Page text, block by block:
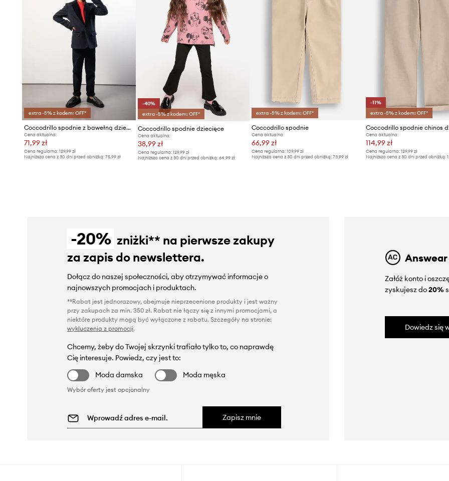
extra -5% z kodem: OFF*
Coccodrillo spodnie z bawełną dziecięce
Cena aktualna:
71,99 zł
Cena regularna: 129,99 zł
Najniższa cena z 30 dni przed obniżką: 75,99 zł
-40%
extra -5% z kodem: OFF*
Coccodrillo spodnie dziecięce
Cena aktualna:
38,99 zł
Cena regularna:129,99 zł
Najniższa cena z 30 dni przed obniżką:64,99 zł
extra -5% z kodem: OFF*
Coccodrillo spodnie
Cena aktualna:
66,99 zł
Cena regularna: 109,99 zł
Najniższa cena z 30 dni przed obniżką: 73,99 zł
-11%
extra -5% z kodem: OFF*
Cena aktualna:
114,99 zł
Cena regularna: 129,99 zł
Najniższa cena z 30 dni przed obniżką:
-20% zniżki** na pierwsze zakupy
za zapis do newslettera.
Dołącz do naszej społeczności, aby otrzymywać informacje o
najnowszych promocjach i produktach.
**Rabat jest jednorazowy, obejmuje nieprzecenione produkty i jest ważny
przy zakupach za min. 350 zł. Rabat nie łączy się z innymi promocjami, a
niektóre produkty mogą być wyłączone z rabatu. Szczegóły na stronie:
wykluczenia z promocji.
Chcemy, żeby do Twojej skrzynki trafiało tylko to, co naprawdę
Cię interesuje. Powiedz, czy jest to:
Moda damska
Moda męska
Wybór oferty jest opcjonalny
Zapisz mnie
Załóż konto i
zyskujesz do20%
Dowiedz się